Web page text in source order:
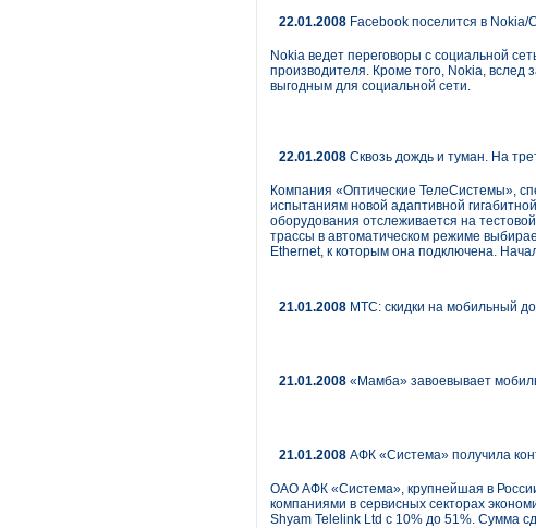
22.01.2008 Facebook поселится в
Nokia ведет переговоры с социальной
производителя. Кроме того, Nokia, вслед
выгодным для социальной сети.
22.01.2008 Сквозь дождь и туман. На
Компания «Оптические ТелеСистемы»,
испытаниям новой адаптивной
оборудования отслеживается на
трассы в автоматическом режиме
Ethernet, к которым она подключена.
21.01.2008 МТС: скидки на мобильный
21.01.2008 «Мамба» завоевывает
21.01.2008 АФК «Система» получила
ОАО АФК «Система», крупнейшая в
компаниями в сервисных секторах
Shyam Telelink Ltd с 10% до 51%. Сумма